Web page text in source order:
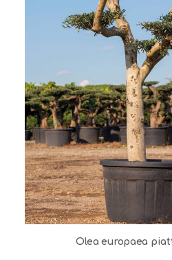
Olea europaea